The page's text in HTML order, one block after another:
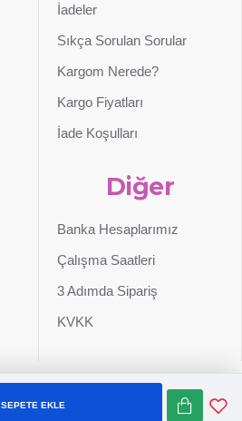
SEPETE EKLE
İadeler
Sıkça Sorulan Sorular
Kargom Nerede?
Kargo Fiyatları
İade Koşulları
Diğer
Banka Hesaplarımız
Çalışma Saatleri
3 Adımda Sipariş
KVKK